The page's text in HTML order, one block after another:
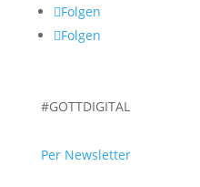
Folgen
Folgen
#GOTTDIGITAL
Per Newsletter